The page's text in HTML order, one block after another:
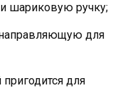
шариковую ручку;
для
для